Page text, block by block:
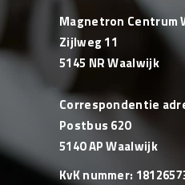
Magnetron Centrum
Zijlweg 11
5145 NR Waalwijk
Correspondentie
Postbus 620
5140 AP Waalwijk
KvK nummer: